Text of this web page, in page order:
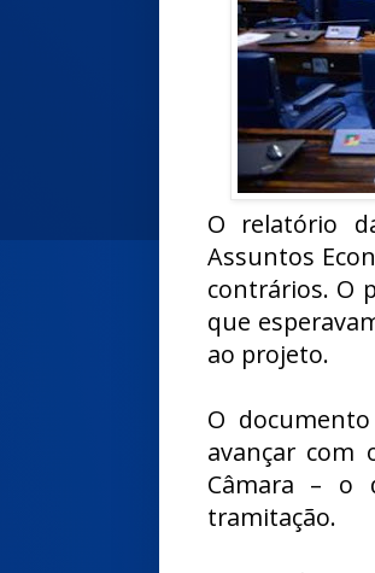
O relatório
Assuntos
contrários. O
que
ao projeto.
O
avançar com
Câmara – o
tramitação.